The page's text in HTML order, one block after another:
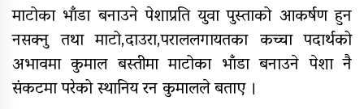
माटोका भाँडा बनाउने पेशाप्रति युवा पुस्ताको आकर्षण हुन
नसक्नु तथा माटो,दाउरा,पराललगायतका कच्चा पदार्थको
अभावमा कुमाल बस्तीमा माटोका भाँडा बनाउने पेशा नै
संकटमा परेको स्थानिय रन कुमालले बताए ।